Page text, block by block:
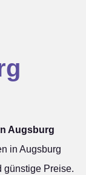
Augsburg
in Augsburg
günstige Preise.